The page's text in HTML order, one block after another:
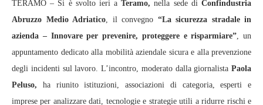
TERAMO – Si è svolto ieri aTeramo, nella sede diConfindustria
Abruzzo Medio Adriatico, il convegno “La sicurezza stradale in
azienda – Innovare per prevenire, proteggere e risparmiare”, un
appuntamento dedicato alla mobilità aziendale sicura e alla prevenzione
degli incidenti sul lavoro. L’incontro, moderato dalla giornalista Paola
Peluso, ha riunito istituzioni, associazioni di categoria, esperti e
imprese per analizzare dati, tecnologie e strategie utili a ridurre rischi e